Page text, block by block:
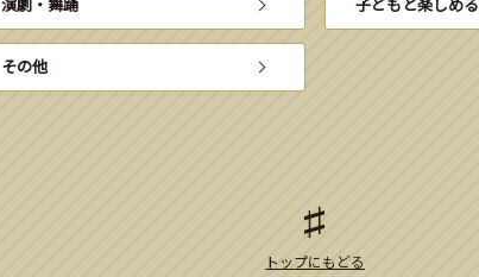
その他
トップにもどる